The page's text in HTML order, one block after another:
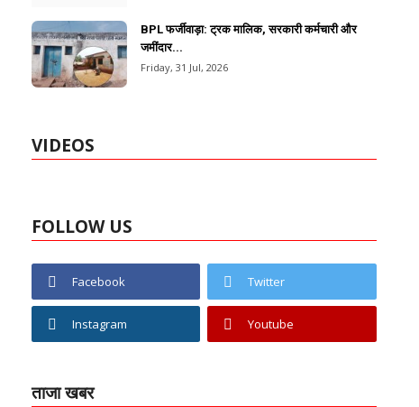
BPL फर्जीवाड़ा: ट्रक मालिक, सरकारी कर्मचारी और
जमींदार...
Friday, 31 Jul, 2026
VIDEOS
FOLLOW US
Facebook Twitter
Instagram Youtube
ताजा खबर